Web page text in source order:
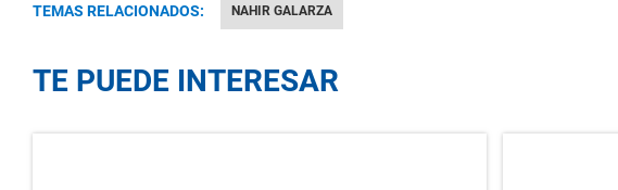
TEMAS RELACIONADOS: NAHIR GALARZA
TE PUEDE INTERESAR